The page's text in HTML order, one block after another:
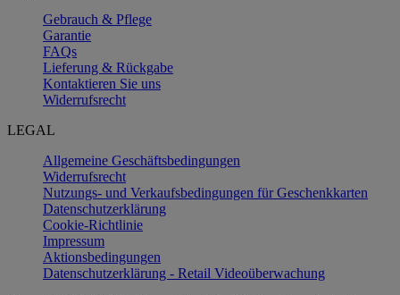
Gebrauch & Pflege
Garantie
FAQs
Lieferung & Rückgabe
Kontaktieren Sie uns
Widerrufsrecht
LEGAL
Allgemeine Geschäftsbedingungen
Widerrufsrecht
Nutzungs- und Verkaufsbedingungen für Geschenkkarten
Datenschutzerklärung
Cookie-Richtlinie
Impressum
Aktionsbedingungen
Datenschutzerklärung - Retail Videoüberwachung